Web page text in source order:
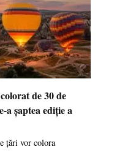
de 30 de
a șaptea ediție a
țări vor colora